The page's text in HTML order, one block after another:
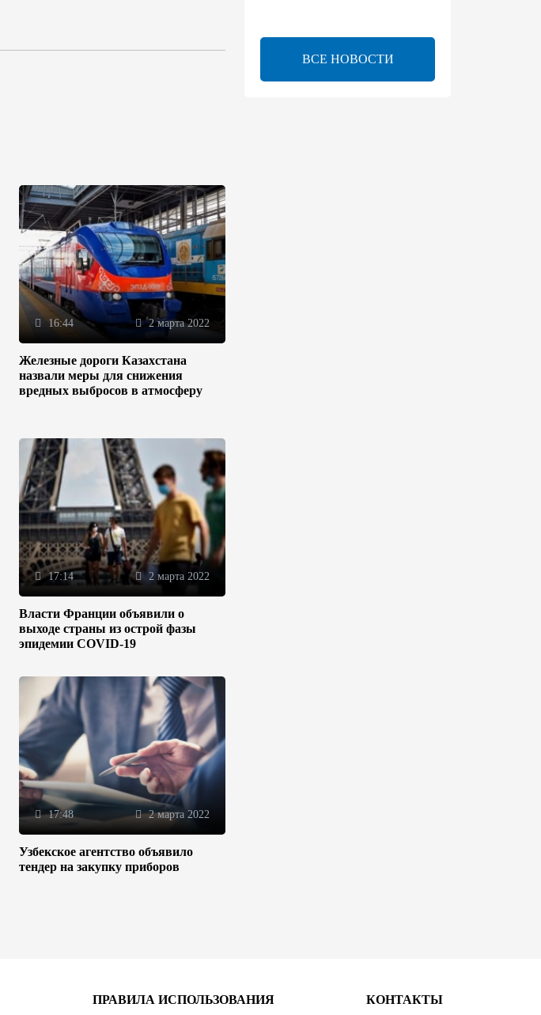
16:44 2 марта 2022
Железные дороги Казахстана
назвали меры для снижения
вредных выбросов в атмосферу
17:14 2 марта 2022
Власти Франции объявили о
выходе страны из острой фазы
эпидемии COVID-19
17:48 2 марта 2022
Узбекское агентство объявило
тендер на закупку приборов
ученый Эргун Кырлыковалы
раскритиковал позицию
Талеба по вопросу Рубена
Варданяна
ВСЕ НОВОСТИ
ПРАВИЛА ИСПОЛЬЗОВАНИЯ КОНТАКТЫ